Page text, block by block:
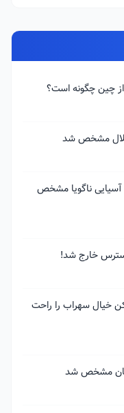
چین چگونه است؟
مشخص شد
آسیایی ناگویا مشخص
خارج شد!
خیال سهراب را راحت
مشخص شد